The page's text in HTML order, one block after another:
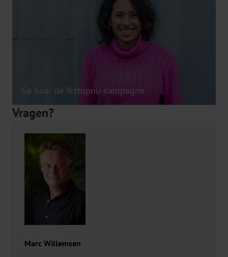
Vragen?
Marc Willemsen
Ga naar de Ikstopnu-campagne